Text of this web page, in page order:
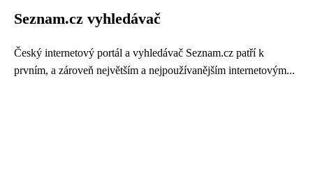
Seznam.cz vyhledávač
Český internetový portál a vyhledávač Seznam.cz patří k
prvním, a zároveň největším a nejpoužívanějším internetovým...